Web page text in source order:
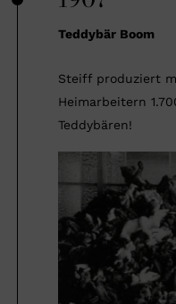
Teddybär Boom
Steiff produziert
Heimarbeitern
Teddybären!